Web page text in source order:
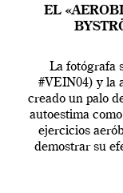
EL
La fotógrafa
#VEIN04) y la
creado un palo
autoestima
ejercicios
demostrar su